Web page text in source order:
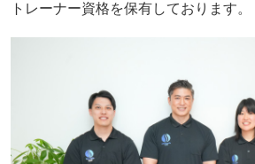
トレーナー資格を保有しております。